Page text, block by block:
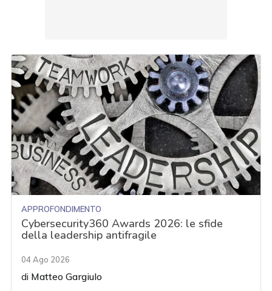
APPROFONDIMENTO
Cybersecurity360 Awards 2026: le sfide
della leadership antifragile
04 Ago 2026
di Matteo Gargiulo